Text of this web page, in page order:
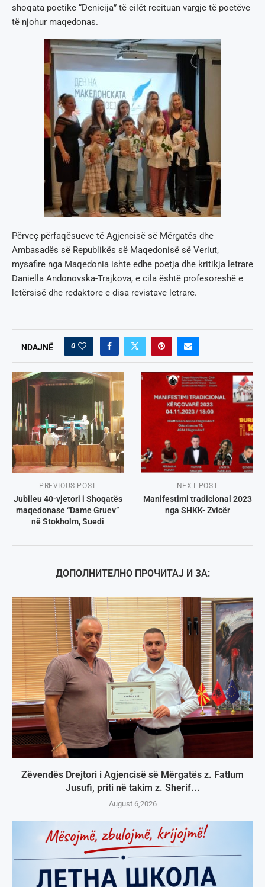
shoqata poetike “Denicija” të cilët recituan vargje të poetëve
të njohur maqedonas.
Përveç përfaqësueve të Agjencisë së Mërgatës dhe
Ambasadës së Republikës së Maqedonisë së Veriut,
mysafire nga Maqedonia ishte edhe poetja dhe kritikja letrare
Daniella Andonovska-Trajkova, e cila është profesoreshë e
letërsisë dhe redaktore e disa revistave letrare.
NDAJNË 0
PREVIOUS POST
Jubileu 40-vjetori i Shoqatës
maqedonase “Dame Gruev”
në Stokholm, Suedi
NEXT POST
Manifestimi tradicional 2023
nga SHKK- Zvicër
ДОПОЛНИТЕЛНО ПРОЧИТАЈ И ЗА:
Zëvendës Drejtori i Agjencisë së Mërgatës z. Fatlum
Jusufi, priti në takim z. Sherif...
August 6,2026